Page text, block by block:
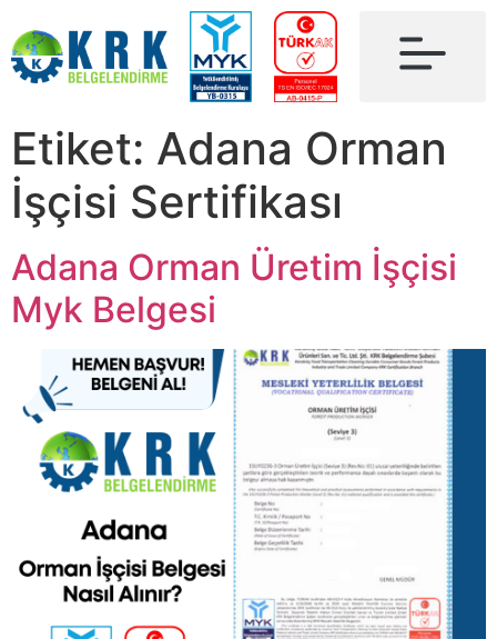
Etiket: Adana Orman
İşçisi Sertifikası
Adana Orman Üretim İşçisi
Myk Belgesi